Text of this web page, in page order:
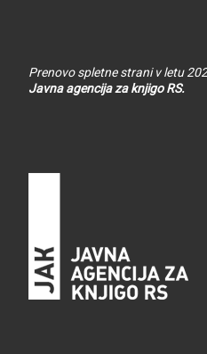
Prenovo spletne strani v letu
Javna agencija za knjigo RS.